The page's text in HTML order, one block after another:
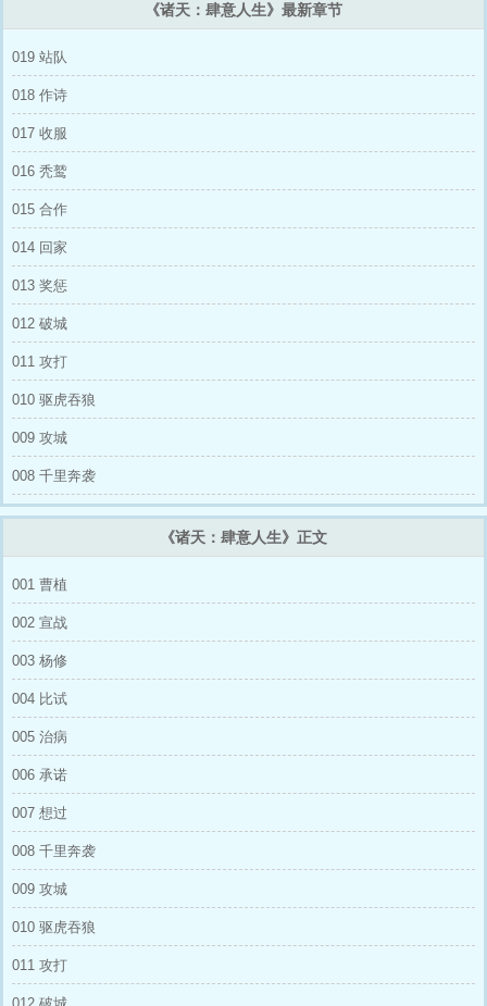
《诸天：肆意人生》最新章节
019 站队
018 作诗
017 收服
016 秃鹫
015 合作
014 回家
013 奖惩
012 破城
011 攻打
010 驱虎吞狼
009 攻城
008 千里奔袭
《诸天：肆意人生》正文
001 曹植
002 宣战
003 杨修
004 比试
005 治病
006 承诺
007 想过
008 千里奔袭
009 攻城
010 驱虎吞狼
011 攻打